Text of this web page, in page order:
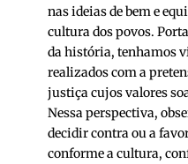
nas ideias de bem e
cultura dos povos.
da história, tenhamos
realizados com a
justiça cujos valores
Nessa perspectiva,
decidir contra ou a
conforme a cultura,